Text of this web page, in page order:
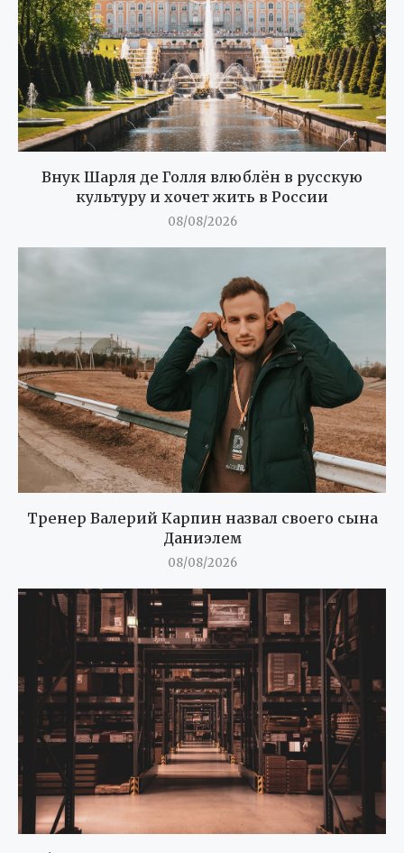
Внук Шарля де Голля влюблён в русскую
культуру и хочет жить в России
08/08/2026
Тренер Валерий Карпин назвал своего сына
Даниэлем
08/08/2026